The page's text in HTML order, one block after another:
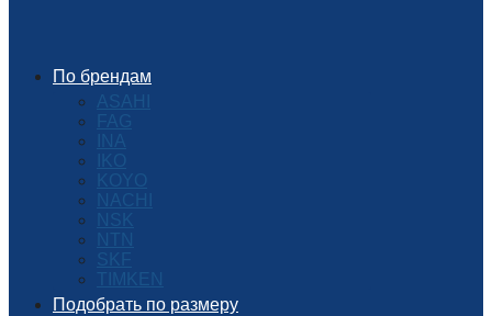
По брендам
ASAHI
FAG
INA
IKO
KOYO
NACHI
NSK
NTN
SKF
TIMKEN
Подобрать по размеру